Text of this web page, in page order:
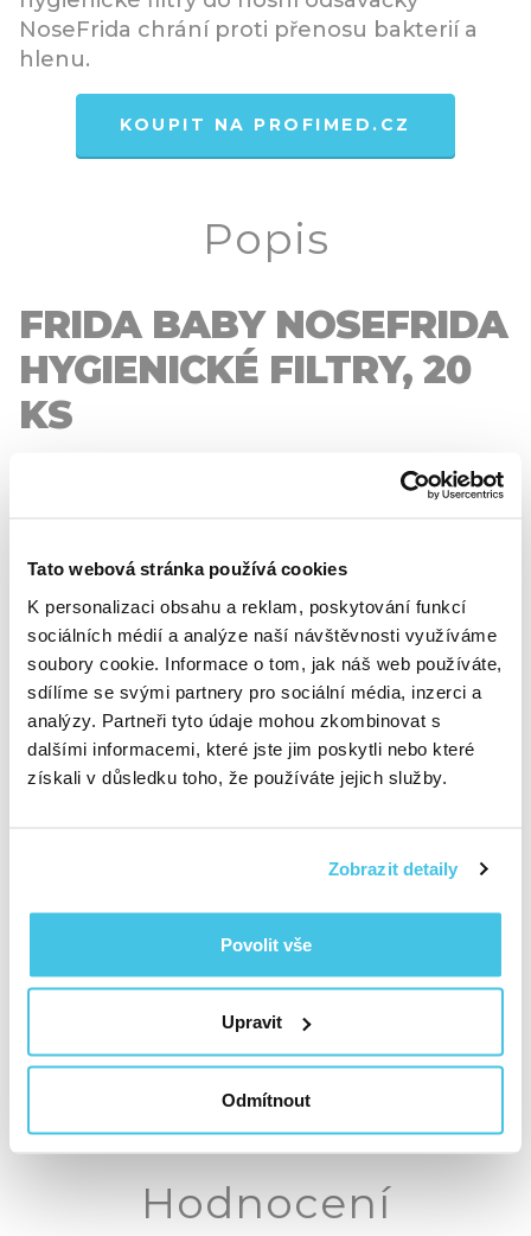
Tato webová stránka používá cookies
K personalizaci obsahu a reklam, poskytování funkcí
sociálních médií a analýze naší návštěvnosti využíváme
soubory cookie. Informace o tom, jak náš web používáte,
sdílíme se svými partnery pro sociální média, inzerci a
analýzy. Partneři tyto údaje mohou zkombinovat s
dalšími informacemi, které jste jim poskytli nebo které
získali v důsledku toho, že používáte jejich služby.
Zobrazit detaily
Povolit vše
Upravit
Odmítnout
NoseFrida chrání proti přenosu bakterií a
hlenu.
KOUPIT NA PROFIMED.CZ
Popis
FRIDA BABY NOSEFRIDA
HYGIENICKÉ FILTRY, 20
KS
Po každému použití hygienický filtr vyměňte, aby se
zachovala účinnost odsávání nosní odsávačky
Balení obsahuje 20 ks hygienických filtrů.
Mohlo by se také
hodit
odsávačka
Frida Baby Windi,
rektální katetr, 10 ks
(100x)
290 Kč
Hodnocení